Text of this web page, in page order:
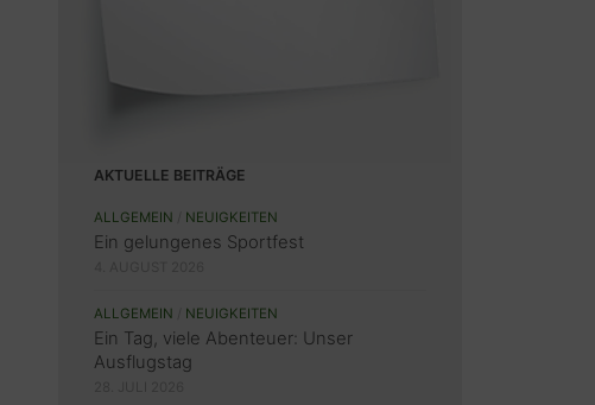
AKTUELLE BEITRÄGE
ALLGEMEIN NEUIGKEITEN
Ein gelungenes Sportfest
ALLGEMEIN NEUIGKEITEN
Ein Tag, viele Abenteuer: Unser
Ausflugstag